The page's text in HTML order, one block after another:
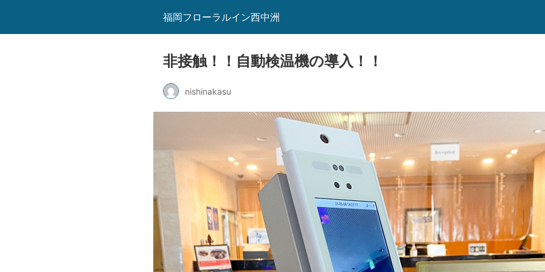
福岡フローラルイン西中洲
非接触！！自動検温機の導入！！
nishinakasu